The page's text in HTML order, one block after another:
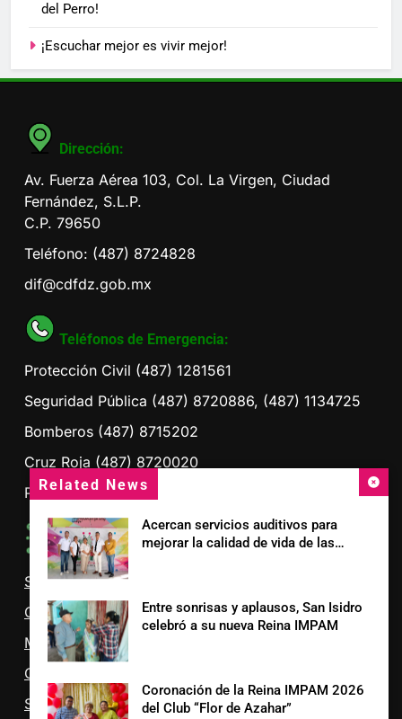
Related News
Acercan servicios auditivos para
mejorar la calidad de vida de las
Entre sonrisas y aplausos, San Isidro
celebró a su nueva Reina IMPAM
Coronación de la Reina IMPAM 2026
del Club “Flor de Azahar”
del Perro!
¡Escuchar mejor es vivir mejor!
Dirección:
Av. Fuerza Aérea 103, Col. La Virgen, Ciudad
Fernández, S.L.P.
C.P. 79650
Teléfono: (487) 8724828
dif@cdfdz.gob.mx
Teléfonos de Emergencia:
Protección Civil (487) 1281561
Seguridad Pública (487) 8720886, (487) 1134725
Bomberos (487) 8715202
Cruz Roja (487) 8720020
Presidencia Ciudad Fernández (487) 8712745
Sitios de Interés:
Sistema DIF S.L.P.
CEFIM
Municipio de Ciudad Fernández S.L.P.
OOSAPA
SEPAPAR